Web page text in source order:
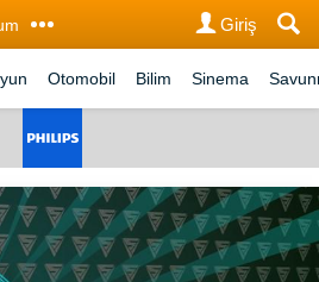
Giriş
Otomobil Bilim Sinema